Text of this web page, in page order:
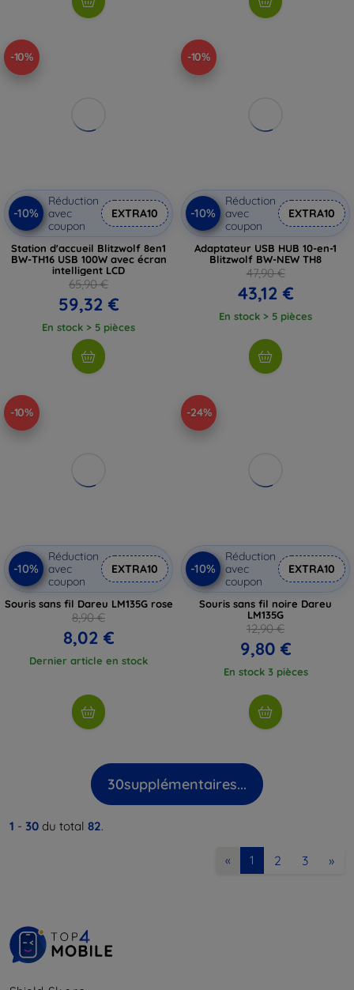
-10%
-10%
Réduction
avec
coupon
EXTRA10
Station d'accueil Blitzwolf 8en1
BW-TH16 USB 100W avec écran
intelligent LCD
65,90 €
59,32 €
En stock > 5 pièces
-10%
-10%
Réduction
avec
coupon
EXTRA10
Adaptateur USB HUB 10-en-1
Blitzwolf BW-NEW TH8
47,90 €
43,12 €
En stock > 5 pièces
-10%
-10%
Réduction
avec
coupon
EXTRA10
Souris sans fil Dareu LM135G rose
8,90 €
8,02 €
Dernier article en stock
-24%
-10%
Réduction
avec
coupon
EXTRA10
Souris sans fil noire Dareu
LM135G
12,90 €
9,80 €
En stock 3 pièces
30supplémentaires...
1 - 30 du total 82.
« 1 2 3 »